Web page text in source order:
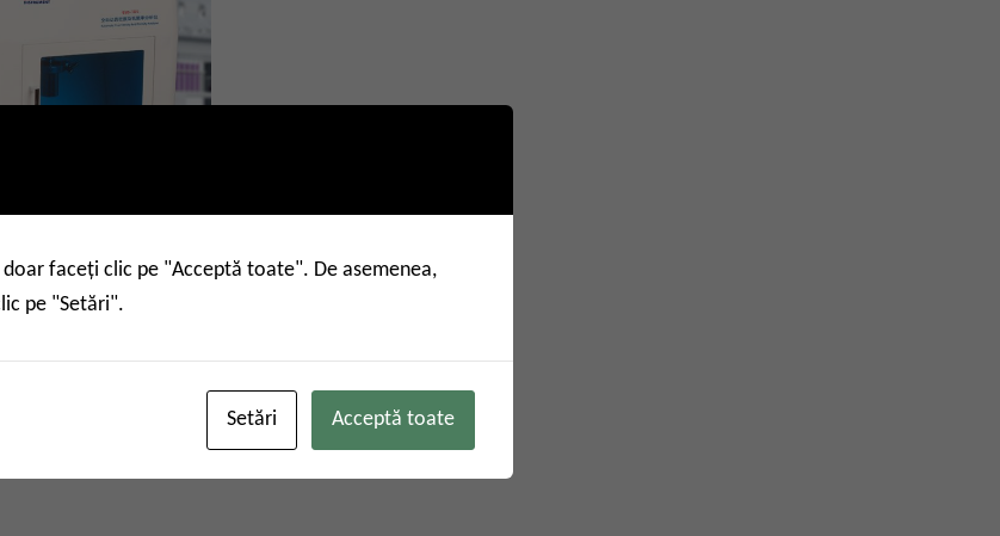
de densitate reală din
de înlocuire a
faceți clic pe "Acceptă toate". De asemenea,
pe "Setări".
Setări Acceptă toate